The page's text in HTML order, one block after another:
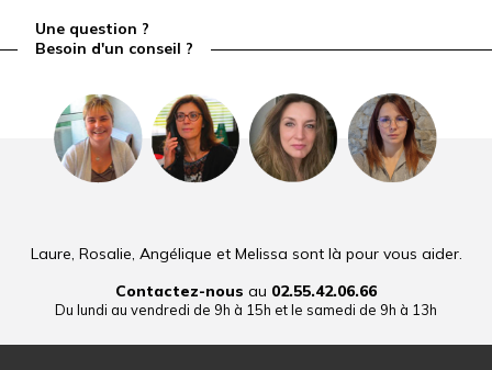
Une question ?
Besoin d'un conseil ?
Laure, Rosalie, Angélique et Melissa sont là pour vous aider.
Contactez-nous au 02.55.42.06.66
Du lundi au vendredi de 9h à 15h et le samedi de 9h à 13h